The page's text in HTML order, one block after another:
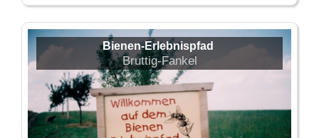
Bienen-Erlebnispfad
Bruttig-Fankel